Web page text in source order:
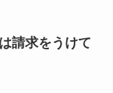
請求をうけて